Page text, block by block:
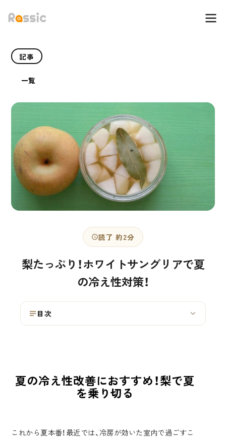
記事
一覧
読了 約2分
梨たっぷり！ホワイトサングリアで夏
の冷え性対策！
目次 ›
夏の冷え性改善におすすめ！梨で夏
を乗り切る
これから夏本番！最近では、冷房が効いた室内で過ごすこ